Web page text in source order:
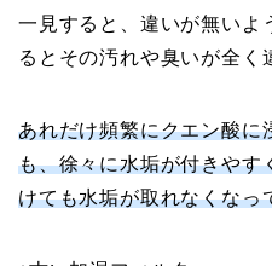
一見すると、違いが無いよ
るとその汚れや臭いが全く
あれだけ頻繁にクエン酸に
も、徐々に水垢が付きやす
けても水垢が取れなくなっ